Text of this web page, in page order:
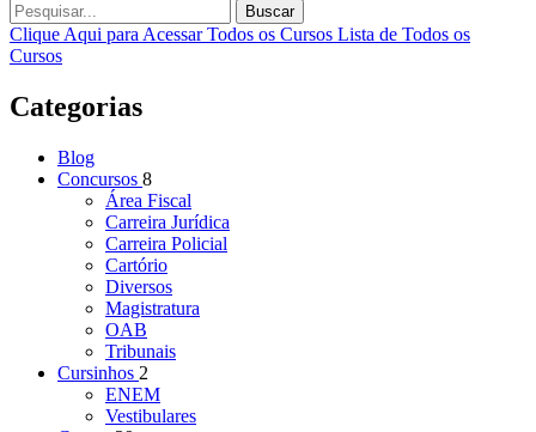
Buscar
Clique Aqui para Acessar Todos os Cursos Lista de Todos os
Cursos
Categorias
Blog
Concursos 8
Área Fiscal
Carreira Jurídica
Carreira Policial
Cartório
Diversos
Magistratura
OAB
Tribunais
Cursinhos 2
ENEM
Vestibulares